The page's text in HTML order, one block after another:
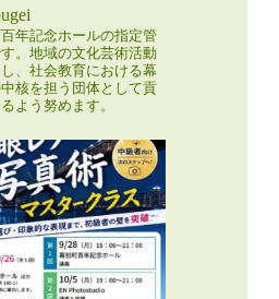
年記念ホールの指定管
。地域の文化芸術活動
、社会教育における幕
核を担う団体として貢
よう努めます。